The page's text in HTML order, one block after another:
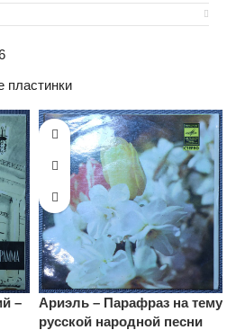
пластинки
–
Ариэль – Парафраз на тему
русской народной песни